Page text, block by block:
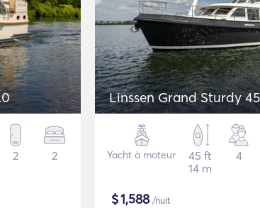
2 2
Linssen Grand Sturdy
Yacht à moteur
45 ft
14 m
4
$1,588/nuit